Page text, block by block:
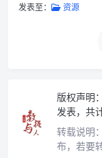
发表至： 资源
版权声明：
发表，共
转载说明：
布，若要